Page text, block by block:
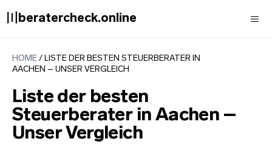
Inhalt〣beratercheck.online
HOME / LISTE DER BESTEN STEUERBERATER IN
AACHEN – UNSER VERGLEICH
Liste der besten
Steuerberater in Aachen –
Unser Vergleich